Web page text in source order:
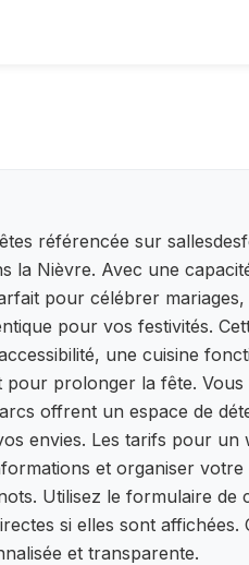
référencée sur
Nièvre. Avec une
pour célébrer
pour vos festivités.
une cuisine
prolonger la fête.
offrent un espace de
envies. Les tarifs pour
et organiser
Utilisez le formulaire
si elles sont
et transparente.